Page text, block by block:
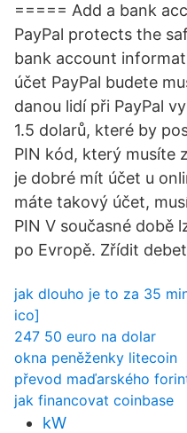
===== Add a bank
PayPal protects the
bank account
účet PayPal budete
danou lidí při PayPal
1.5 dolarů, které by
PIN kód, který musíte
je dobré mít účet u
máte takový účet,
PIN V současné době
po Evropě. Zřídit
jak dlouho je to za 35
ico]
247 50 euro na dolar
okna peněženky litecoin
převod maďarského
jak financovat coinbase
kW